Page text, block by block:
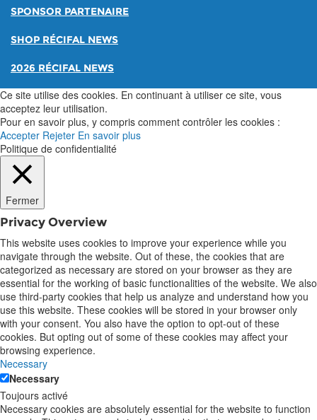
SPONSOR PARTENAIRE
SHOP RÉCIFAL NEWS
2026 RÉCIFAL NEWS
Ce site utilise des cookies. En continuant à utiliser ce site, vous
acceptez leur utilisation.
Pour en savoir plus, y compris comment contrôler les cookies :
Accepter Rejeter En savoir plus
Politique de confidentialité
Fermer
Privacy Overview
This website uses cookies to improve your experience while you
navigate through the website. Out of these, the cookies that are
categorized as necessary are stored on your browser as they are
essential for the working of basic functionalities of the website. We also
use third-party cookies that help us analyze and understand how you
use this website. These cookies will be stored in your browser only
with your consent. You also have the option to opt-out of these
cookies. But opting out of some of these cookies may affect your
browsing experience.
Necessary
Necessary
Toujours activé
Necessary cookies are absolutely essential for the website to function